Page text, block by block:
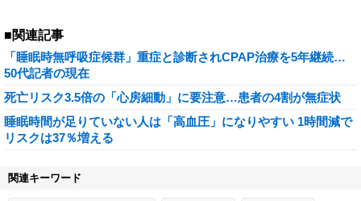
■関連記事
「睡眠時無呼吸症候群」重症と診断されCPAP治療を5年継続…
50代記者の現在
死亡リスク3.5倍の「心房細動」に要注意…患者の4割が無症状
睡眠時間が足りていない人は「高血圧」になりやすい 1時間減で
リスクは37％増える
関連キーワード